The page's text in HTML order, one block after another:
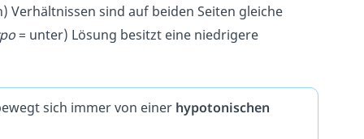
Verhältnissen sind auf beiden Seiten gleiche
= unter) Lösung besitzt eine niedrigere
sich immer von einer hypotonischen